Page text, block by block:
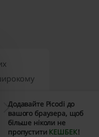
Додавайте Picodi до
вашого браузера, щоб
більше ніколи не
пропустити КЕШБЕК!